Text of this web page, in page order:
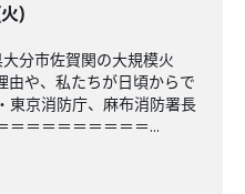
)
分市佐賀関の大規模火
由や、私たちが日頃からで
東京消防庁、麻布消防署長
＝＝＝＝＝＝＝＝＝...